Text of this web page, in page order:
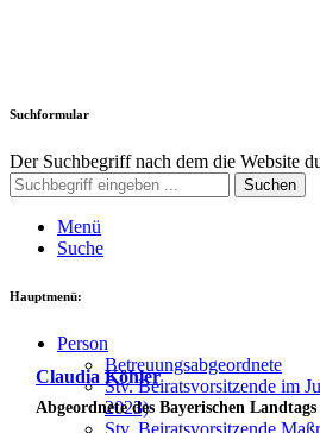
Claudia Köhler
Abgeordnete des Bayerischen Landtags
Menü
Hauptmenü:
Per­son
2023)
Patin bei Münch­ner
Bei­sit­ze­rin im Vor­stand
Beru­fe­nes Mit­glied der